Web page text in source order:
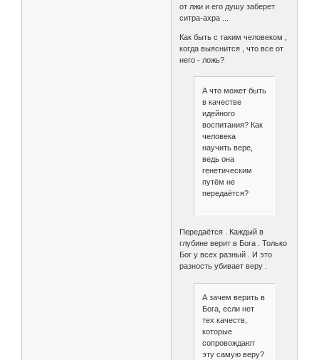
от лжи и его душу заберет
ситра-ахра ...
Как быть с таким человеком ,
когда выяснится , что все от
него - ложь?
А что может быть
в качестве
идейного
воспитания? Как
человека
научить вере,
ведь она
генетическим
путём не
передаётся?
Передаётся . Каждый в
глубине верит в Бога . Только
Бог у всех разный . И это
разность убивает веру .
А зачем верить в
Бога, если нет
тех качеств,
которые
сопровождают
эту самую веру?